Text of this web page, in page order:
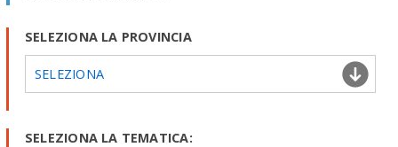
SELEZIONA LA PROVINCIA
SELEZIONA
SELEZIONA LA TEMATICA: